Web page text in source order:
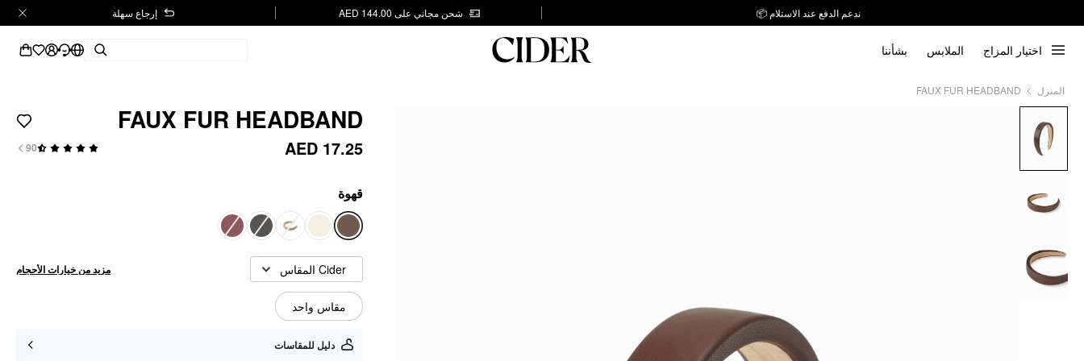
ندعم الدفع عند الاستلام 📦 شحن مجاني على AED 144.00 إرجاع سهلة
اختيار المزاج الملابس بشأننا
المنزل FAUX FUR HEADBAND
FAUX FUR HEADBAND
AED 17.25
90
قهوة
Cider المقاس مزيد من خيارات الأحجام
مقاس واحد
دليل للمقاسات